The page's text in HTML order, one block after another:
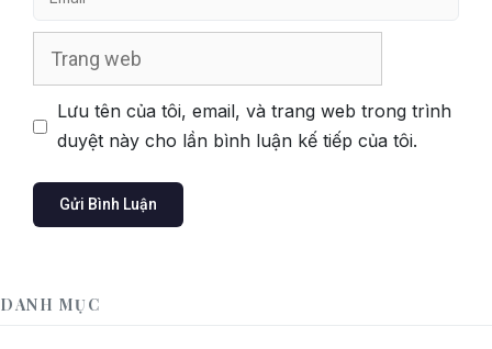
Lưu tên của tôi, email, và trang web trong trình
duyệt này cho lần bình luận kế tiếp của tôi.
DANH MỤC